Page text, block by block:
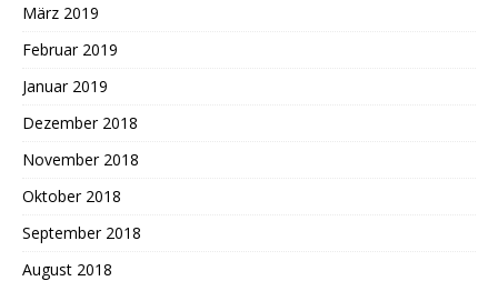
März 2019
Februar 2019
Januar 2019
Dezember 2018
November 2018
Oktober 2018
September 2018
August 2018